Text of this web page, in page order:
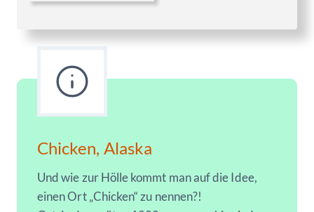
Chicken, Alaska
Und wie zur Hölle kommt man auf die Idee,
einen Ort „Chicken“ zu nennen?!